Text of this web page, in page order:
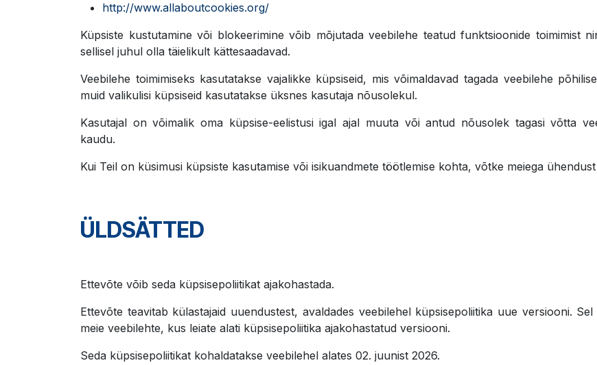
http://www.allaboutcookies.org/
Küpsiste kustutamine või blokeerimine võib mõjutada veebilehe teatud funktsioonide toimimist
sellisel juhul olla täielikult kättesaadavad.
Veebilehe toimimiseks kasutatakse vajalikke küpsiseid, mis võimaldavad tagada veebilehe
muid valikulisi küpsiseid kasutatakse üksnes kasutaja nõusolekul.
Kasutajal on võimalik oma küpsise-eelistusi igal ajal muuta või antud nõusolek tagasi võtta
kaudu.
Kui Teil on küsimusi küpsiste kasutamise või isikuandmete töötlemise kohta, võtke meiega
ÜLDSÄTTED
Ettevõte võib seda küpsisepoliitikat ajakohastada.
Ettevõte teavitab külastajaid uuendustest, avaldades veebilehel küpsisepoliitika uue versiooni.
meie veebilehte, kus leiate alati küpsisepoliitika ajakohastatud versiooni.
Seda küpsisepoliitikat kohaldatakse veebilehel alates 02. juunist 2026.